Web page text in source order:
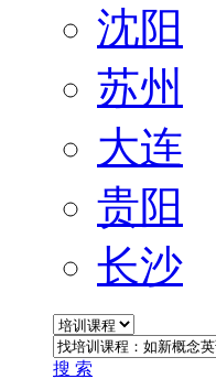
沈阳
苏州
大连
贵阳
长沙
搜 索